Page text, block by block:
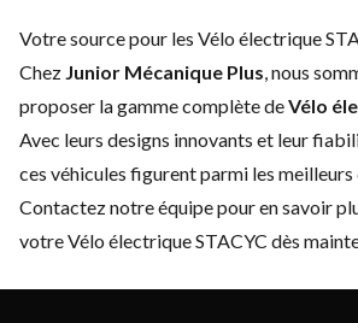
Votre source pour les Vélo électrique
Chez Junior Mécanique Plus, nous
proposer la gamme complète deVélo
Avec leurs designs innovants et leur
ces véhicules figurent parmi les
Contactez notre équipepour en savoir
votre Vélo électrique STACYC dès